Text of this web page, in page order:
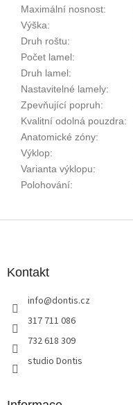
Maximální nosnost:
Výška:
Druh roštu:
Počet lamel:
Druh lamel:
Nastavitelné lamely:
Zpevňující popruh:
Kvalitní odolná pouzdra:
Anatomické zóny:
Výklop:
Varianta výklopu:
Polohování:
Kontakt
info@dontis.cz
317 711 086
732 618 309
studio Dontis